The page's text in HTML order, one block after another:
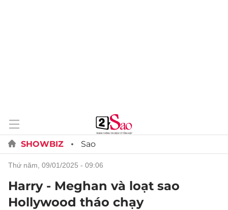
SHOWBIZ Sao
thứ năm, 09/01/2025 - 09:06
Harry - Meghan và loạt sao
Hollywood tháo chạy